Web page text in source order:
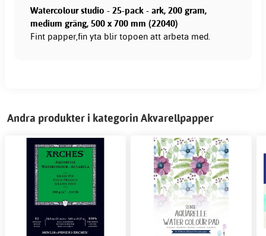
Watercolour studio - 25-pack - ark, 200 gram,
medium gräng, 500 x 700 mm (22040)
Fint papper,fin yta blir topoen att arbeta med.
Andra produkter i kategorin Akvarellpapper